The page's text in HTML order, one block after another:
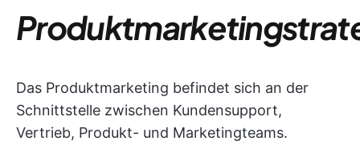
Das Produktmarketing befindet sich an der
Schnittstelle zwischen Kundensupport,
Vertrieb, Produkt- und Marketingteams.